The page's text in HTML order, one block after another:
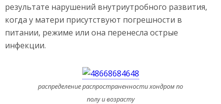
результате нарушений внутриутробного развития,
когда у матери присутствуют погрешности в
питании, режиме или она перенесла острые
инфекции.
распределение распространенности хондром по
полу и возрасту